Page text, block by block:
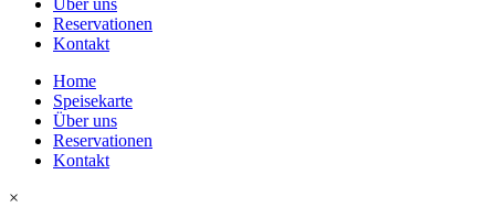
Über uns
Reservationen
Kontakt
Home
Speisekarte
Über uns
Reservationen
Kontakt
×